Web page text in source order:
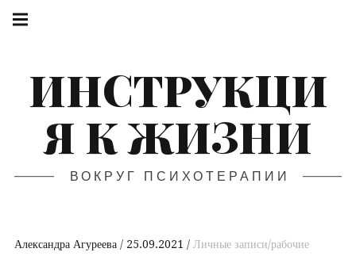
ИНСТРУКЦИ
Я К ЖИЗНИ
ВОКРУГ ПСИХОТЕРАПИИ
Александра Агуреева 25.09.2021
Личные записи/рабочие